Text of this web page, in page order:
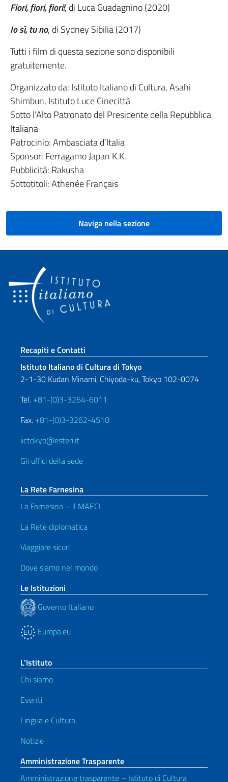
Fiori, fiori, fiori!, di Luca Guadagnino (2020)
Io sì, tu no, di Sydney Sibilia (2017)
Tutti i film di questa sezione sono disponibili
gratuitemente.
Organizzato da: Istituto Italiano di Cultura, Asahi
Shimbun, Istituto Luce Cinecittà
Sotto l’Alto Patronato del Presidente della Repubblica
Italiana
Patrocinio: Ambasciata d’Italia
Sponsor: Ferragamo Japan K.K.
Pubblicità: Rakusha
Sottotitoli: Athenée Français
Naviga nella sezione
Sezione footer
Recapiti e Contatti
Istituto Italiano di Cultura di Tokyo
2-1-30 Kudan Minami, Chiyoda-ku, Tokyo 102-0074
Tel. +81-(0)3-3264-6011
Fax. +81-(0)3-3262-4510
iictokyo@esteri.it
Gli uffici della sede
La Rete Farnesina
La Farnesina – il MAECI
La Rete diplomatica
Viaggiare sicuri
Dove siamo nel mondo
Le Istituzioni
Governo Italiano
Europa.eu
L’Istituto
Chi siamo
Eventi
Lingua e Cultura
Notizie
Amministrazione Trasparente
Amministrazione trasparente – Istituto di Cultura